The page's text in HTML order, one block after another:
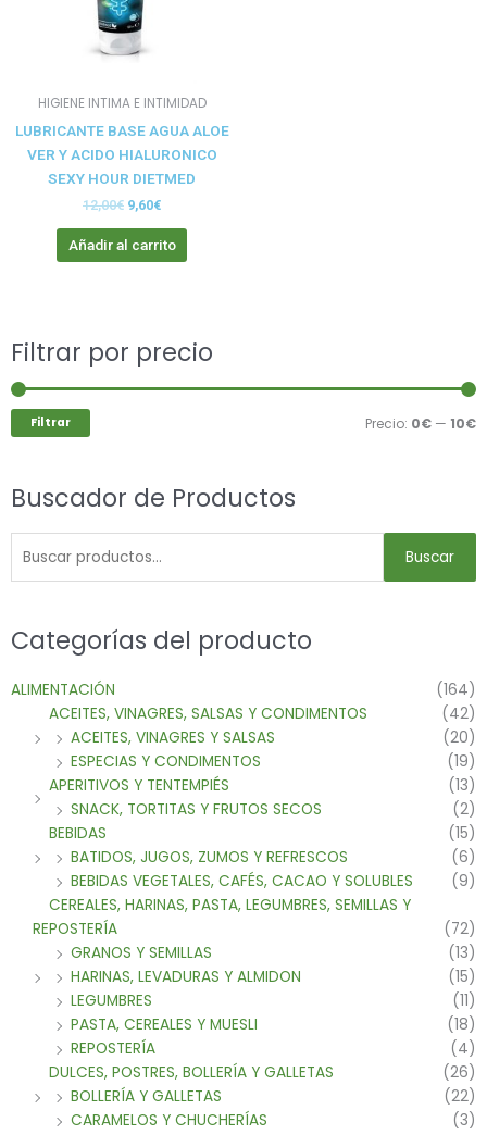
HIGIENE INTIMA E INTIMIDAD
LUBRICANTE BASE AGUA ALOE
VER Y ACIDO HIALURONICO
SEXY HOUR DIETMED
12,00€ 9,60€
Añadir al carrito
Filtrar por precio
Filtrar Precio: 0€ — 10€
Buscador de Productos
Buscar
Buscar
Categorías del producto
ALIMENTACIÓN
(164)
ACEITES, VINAGRES, SALSAS Y CONDIMENTOS
(42)
ACEITES, VINAGRES Y SALSAS
(20)
ESPECIAS Y CONDIMENTOS
(19)
APERITIVOS Y TENTEMPIÉS
(13)
SNACK, TORTITAS Y FRUTOS SECOS
(2)
BEBIDAS
(15)
BATIDOS, JUGOS, ZUMOS Y REFRESCOS
(6)
BEBIDAS VEGETALES, CAFÉS, CACAO Y SOLUBLES
(9)
CEREALES, HARINAS, PASTA, LEGUMBRES, SEMILLAS Y
REPOSTERÍA
(72)
GRANOS Y SEMILLAS
(13)
HARINAS, LEVADURAS Y ALMIDON
(15)
LEGUMBRES
(11)
PASTA, CEREALES Y MUESLI
(18)
REPOSTERÍA
(4)
DULCES, POSTRES, BOLLERÍA Y GALLETAS
(26)
BOLLERÍA Y GALLETAS
(22)
CARAMELOS Y CHUCHERÍAS
(3)